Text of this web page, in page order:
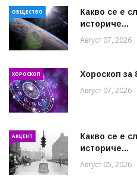
ОБЩЕСТВО
Какво се е
историче...
Август 07, 2026
ХОРОСКОП Хороскоп за
Август 07, 2026
АКЦЕНТ
Какво се е
историче...
Август 05, 2026